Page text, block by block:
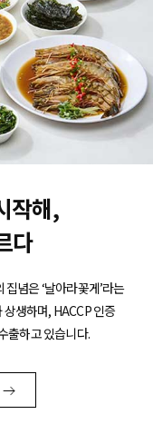
작해,
다
념은 ‘날아라꽃게’라는
생하며, HACCP 인증
출하고 있습니다.